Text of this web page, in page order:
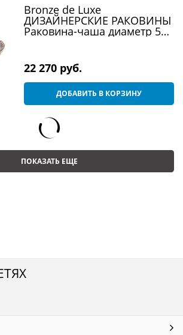
Bronze de Luxe
ДИЗАЙНЕРСКИЕ РАКОВИНЫ
Раковина-чаша диаметр 50
22 270 руб.
ДОБАВИТЬ В КОРЗИНУ
ПОКАЗАТЬ ЕЩЕ